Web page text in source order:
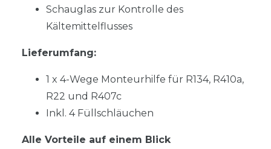
Schauglas zur Kontrolle des
Kältemittelflusses
Lieferumfang:
1 x 4-Wege Monteurhilfe für R134, R410a,
R22 und R407c
Inkl. 4 Füllschläuchen
Alle Vorteile auf einem Blick